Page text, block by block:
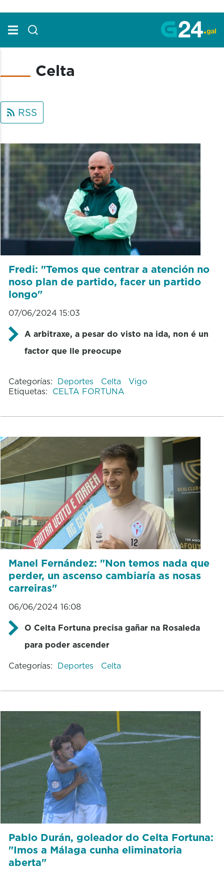
Celta
RSS
Fredi: "Temos que centrar a atención no
noso plan de partido, facer un partido
longo"
07/06/2024 15:03
A arbitraxe, a pesar do visto na ida, non é un
factor que lle preocupe
Categorías: Deportes Celta
Vigo
Etiquetas: CELTA FORTUNA
Manel Fernández: "Non temos nada que
perder, un ascenso cambiaría as nosas
carreiras"
06/06/2024 16:08
O Celta Fortuna precisa gañar na Rosaleda
para poder ascender
Categorías: Deportes Celta
Pablo Durán, goleador do Celta Fortuna:
"Imos a Málaga cunha eliminatoria
aberta"